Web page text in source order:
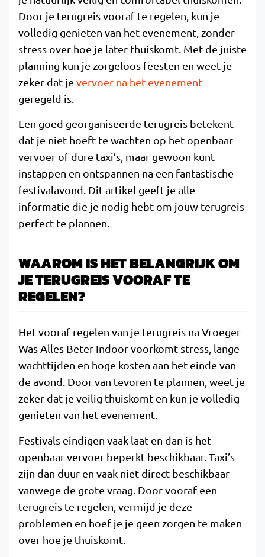
Door je terugreis vooraf te regelen, kun je
volledig genieten van het evenement, zonder
stress over hoe je later thuiskomt. Met de juiste
planning kun je zorgeloos feesten en weet je
zeker dat je vervoer na het evenement
geregeld is.
Een goed georganiseerde terugreis betekent
dat je niet hoeft te wachten op het openbaar
vervoer of dure taxi’s, maar gewoon kunt
instappen en ontspannen na een fantastische
festivalavond. Dit artikel geeft je alle
informatie die je nodig hebt om jouw terugreis
perfect te plannen.
WAAROM IS HET BELANGRIJK OM
JE TERUGREIS VOORAF TE
REGELEN?
Het vooraf regelen van je terugreis na Vroeger
Was Alles Beter Indoor voorkomt stress, lange
wachttijden en hoge kosten aan het einde van
de avond. Door van tevoren te plannen, weet je
zeker dat je veilig thuiskomt en kun je volledig
genieten van het evenement.
Festivals eindigen vaak laat en dan is het
openbaar vervoer beperkt beschikbaar. Taxi’s
zijn dan duur en vaak niet direct beschikbaar
vanwege de grote vraag. Door vooraf een
terugreis te regelen, vermijd je deze
problemen en hoef je je geen zorgen te maken
over hoe je thuiskomt.